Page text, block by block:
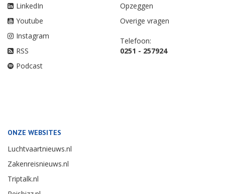
LinkedIn
Youtube
Instagram
RSS
Podcast
Opzeggen
Overige vragen
Telefoon:
0251 - 257924
ONZE WEBSITES
Luchtvaartnieuws.nl
Zakenreisnieuws.nl
Triptalk.nl